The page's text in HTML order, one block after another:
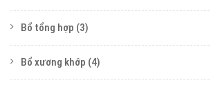
Bổ tổng hợp (3)
Bổ xương khớp (4)